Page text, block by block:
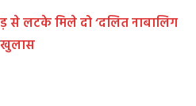
से लटके मिले दो ‘दलित नाबालिग
खुलास